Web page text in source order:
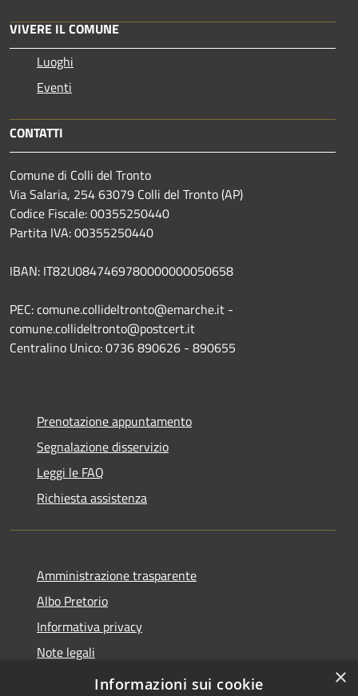
VIVERE IL COMUNE
Luoghi
Eventi
CONTATTI
Comune di Colli del Tronto
Via Salaria, 254 63079 Colli del Tronto (AP)
Codice Fiscale: 00355250440
Partita IVA: 00355250440
IBAN: IT82U0847469780000000050658
PEC: comune.collideltronto@emarche.it -
comune.collideltronto@postcert.it
Centralino Unico: 0736 890626 - 890655
Prenotazione appuntamento
Segnalazione disservizio
Leggi le FAQ
Richiesta assistenza
Amministrazione trasparente
Albo Pretorio
Informativa privacy
Note legali
Dichiarazione di accessibilità
×
Informazioni sui cookie